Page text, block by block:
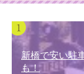
新橋で安い駐
も！